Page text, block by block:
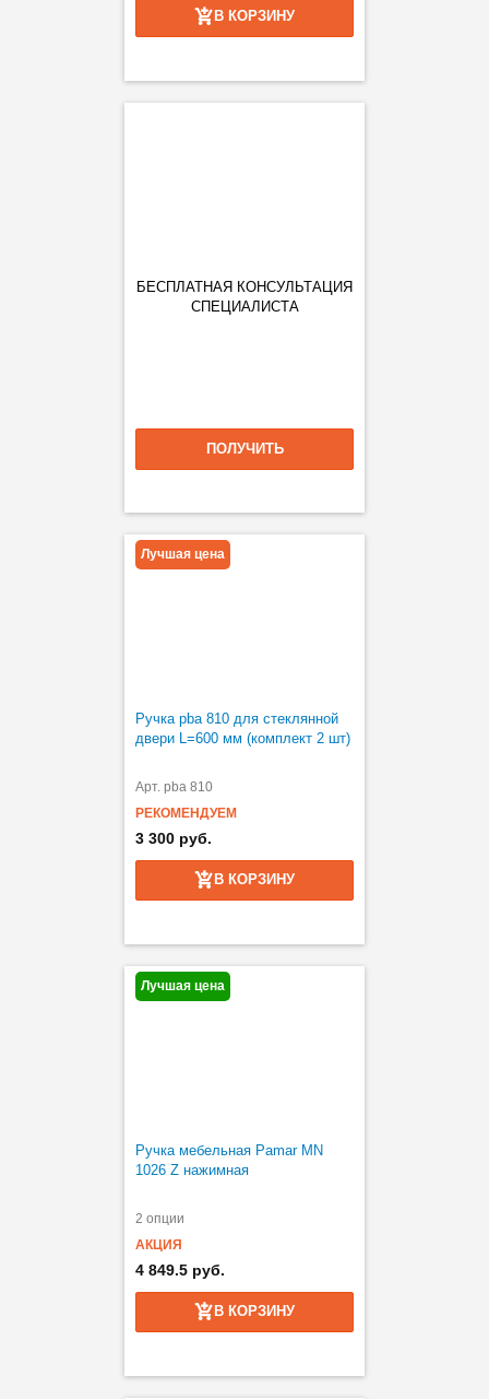
В КОРЗИНУ
БЕСПЛАТНАЯ КОНСУЛЬТАЦИЯ
СПЕЦИАЛИСТА
ПОЛУЧИТЬ
Лучшая цена
Ручка pba 810 для стеклянной
двери L=600 мм (комплект 2 шт)
Арт. pba 810
РЕКОМЕНДУЕМ
3 300 руб.
В КОРЗИНУ
Лучшая цена
Ручка мебельная Pamar MN
1026 Z нажимная
2 опции
АКЦИЯ
4 849.5 руб.
В КОРЗИНУ